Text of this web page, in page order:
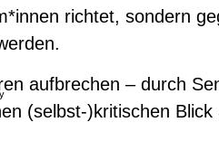
richtet, sondern
aufbrechen – durch
(selbst-)kritischen